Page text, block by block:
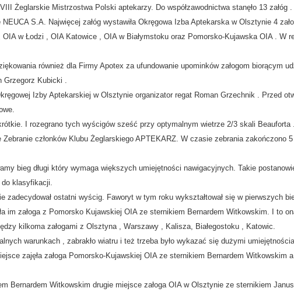
Mistrzostwa Polski aptekarzy. Do współzawodnictwa stanęło 13 załóg .
S.A. Najwięcej załóg wystawiła Okręgowa Izba Aptekarska w Olsztynie 4
w Łodzi , OIA Katowice , OIA w Białymstoku oraz Pomorsko-Kujawska OIA . W
również dla Firmy Apotex za ufundowanie upominków załogom biorącym
Grzegorz Kubicki .
Izby Aptekarskiej w Olsztynie organizator regat Roman Grzechnik . Przed
I rozegrano tych wyścigów sześć przy optymalnym wietrze 2/3 skali Beauforta
członków Klubu Żeglarskiego APTEKARZ. W czasie zebrania zakończono
bieg długi który wymaga większych umiejętności nawigacyjnych. Takie
do klasyfikacji.
ostatni wyścig. Faworyt w tym roku wykształtował się w pierwszych
im załoga z Pomorsko Kujawskiej OIA ze sternikiem Bernardem Witkowskim. I to
kilkoma załogami z Olsztyna , Warszawy , Kalisza, Białegostoku , Katowic.
warunkach , zabrakło wiatru i też trzeba było wykazać się dużymi
zajęła załoga Pomorsko-Kujawskiej OIA ze sternikiem Bernardem Witkowskim
Bernardem Witkowskim drugie miejsce załoga OIA w Olsztynie ze sternikiem